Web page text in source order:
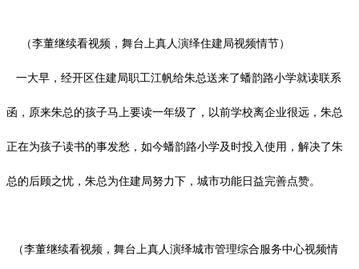
（李董继续看视频，舞台上真人演绎住建 局视频情节）
一大早，经开区住建局职工江帆给朱总送来了蟠韵路小学就读联系
函，原来朱总的孩子马上要读一年级了，以前学校离企业很远，朱总
正在为孩子读书的事发愁，如今蟠韵路小学及时投入使用，解决了朱
总的后顾之忧，朱总为住建局努力下，城市功能日益完善点赞。
（李董继续看视频，舞台上真人演绎城市管理综合服务中心视频情